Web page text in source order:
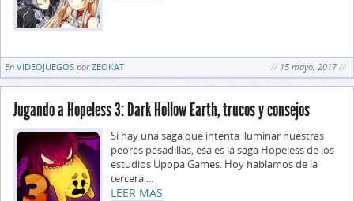
En VIDEOJUEGOS porZEOKAT 15 mayo, 2017
Jugando a Hopeless 3: Dark Hollow Earth, trucos y consejos
Si hay una saga que intenta iluminar nuestras
peores pesadillas, esa es la saga Hopeless de los
estudios Upopa Games. Hoy hablamos de la
tercera ...
LEER MAS